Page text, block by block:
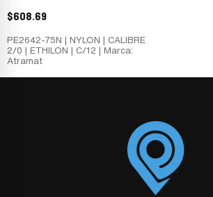
$608.69
PE2642-75N | NYLON | CALIBRE
2/0 | ETHILON | C/12 | Marca:
Atramat